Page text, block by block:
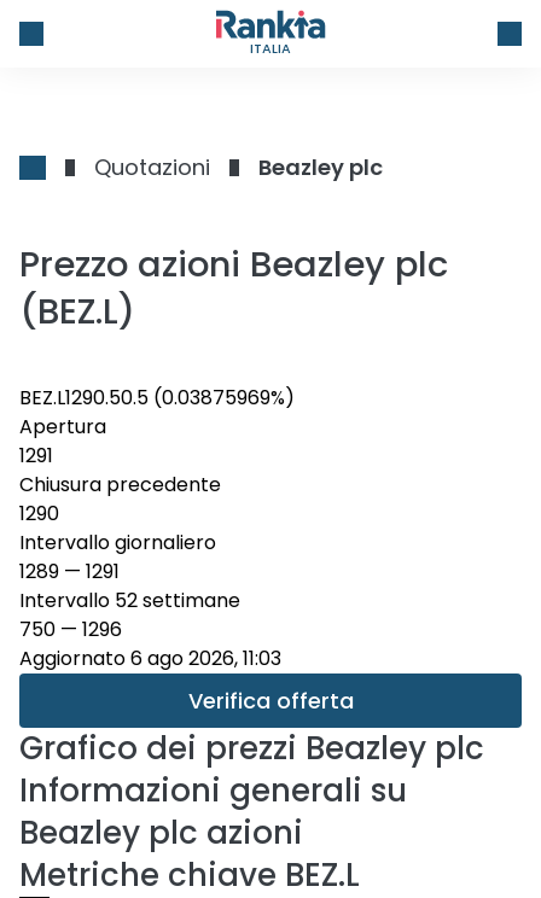
ITALIA
Quotazioni Beazley plc
Prezzo azioni Beazley plc
(BEZ.L)
BEZ.L1290.50.5 (0.03875969%)
Apertura
1291
Chiusura precedente
1290
Intervallo giornaliero
1289 — 1291
Intervallo 52 settimane
750 — 1296
Aggiornato 6 ago 2026, 11:03
Verifica offerta
Grafico dei prezzi Beazley plc
Informazioni generali su
Beazley plc azioni
Metriche chiave BEZ.L